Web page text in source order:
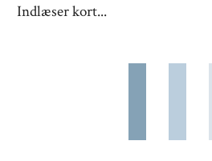
Indlæser kort...